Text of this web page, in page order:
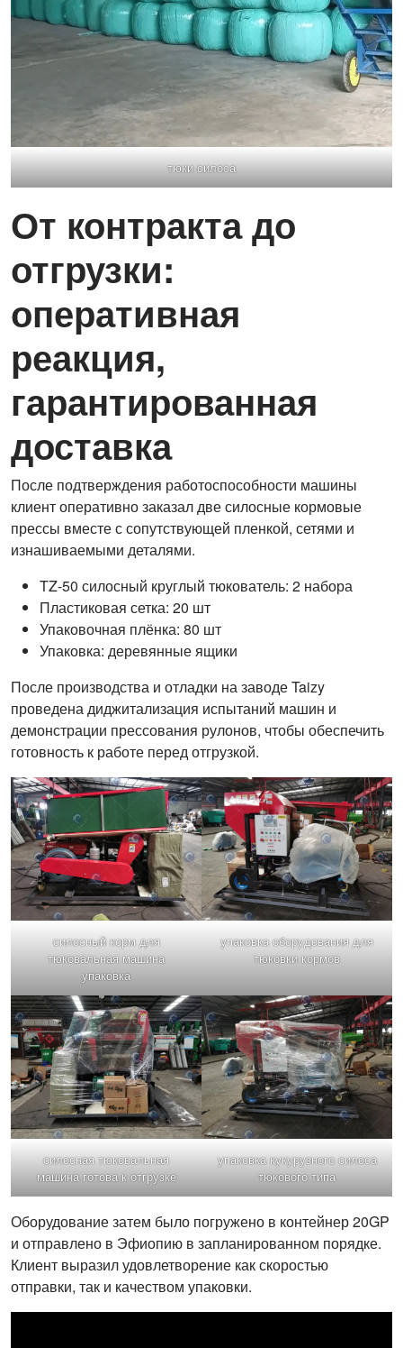
тюки силоса
От контракта до
отгрузки:
оперативная
реакция,
гарантированная
доставка
После подтверждения работоспособности машины
клиент оперативно заказал две силосные кормовые
прессы вместе с сопутствующей пленкой, сетями и
изнашиваемыми деталями.
TZ-50 силосный круглый тюкователь: 2 набора
Пластиковая сетка: 20 шт
Упаковочная плёнка: 80 шт
Упаковка: деревянные ящики
После производства и отладки на заводе Taizy
проведена диджитализация испытаний машин и
демонстрации прессования рулонов, чтобы обеспечить
готовность к работе перед отгрузкой.
силосный корм для
тюковальная машина
упаковка
упаковка оборудования для
тюковки кормов
силосная тюковальная
машина готова к отгрузке
упаковка кукурузного силоса
тюкового типа
Оборудование затем было погружено в контейнер 20GP
и отправлено в Эфиопию в запланированном порядке.
Клиент выразил удовлетворение как скоростью
отправки, так и качеством упаковки.